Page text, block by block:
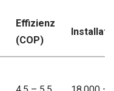
Effizienz
(COP)